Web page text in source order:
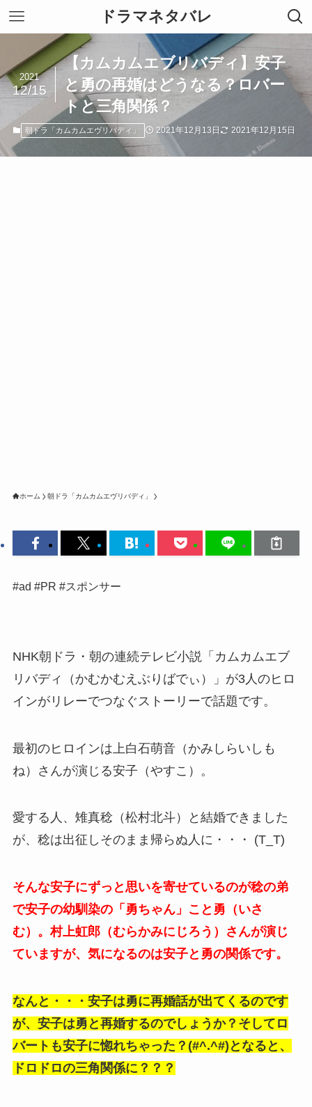
ドラマネタバレ
【カムカムエブリバディ】安子
と勇の再婚はどうなる？ロバー
トと三角関係？
2021
12/15
朝ドラ「カムカムエヴリバディ」 2021年12月13日 2021年12月15日
ホーム 朝ドラ「カムカムエヴリバディ」
#ad #PR #スポンサー
NHK朝ドラ・朝の連続テレビ小説「カムカムエブ
リバディ（かむかむえぶりばでぃ）」が3人のヒロ
インがリレーでつなぐストーリーで話題です。
最初のヒロインは上白石萌音（かみしらいしも
ね）さんが演じる安子（やすこ）。
愛する人、雉真稔（松村北斗）と結婚できました
が、稔は出征しそのまま帰らぬ人に・・・ (T_T)
そんな安子にずっと思いを寄せているのが稔の弟
で安子の幼馴染の「勇ちゃん」こと勇（いさ
む）。村上虹郎（むらかみにじろう）さんが演じ
ていますが、気になるのは安子と勇の関係です。
なんと・・・安子は勇に再婚話が出てくるのです
が、安子は勇と再婚するのでしょうか？そしてロ
バートも安子に惚れちゃった？(#^.^#)となると、
ドロドロの三角関係に？？？